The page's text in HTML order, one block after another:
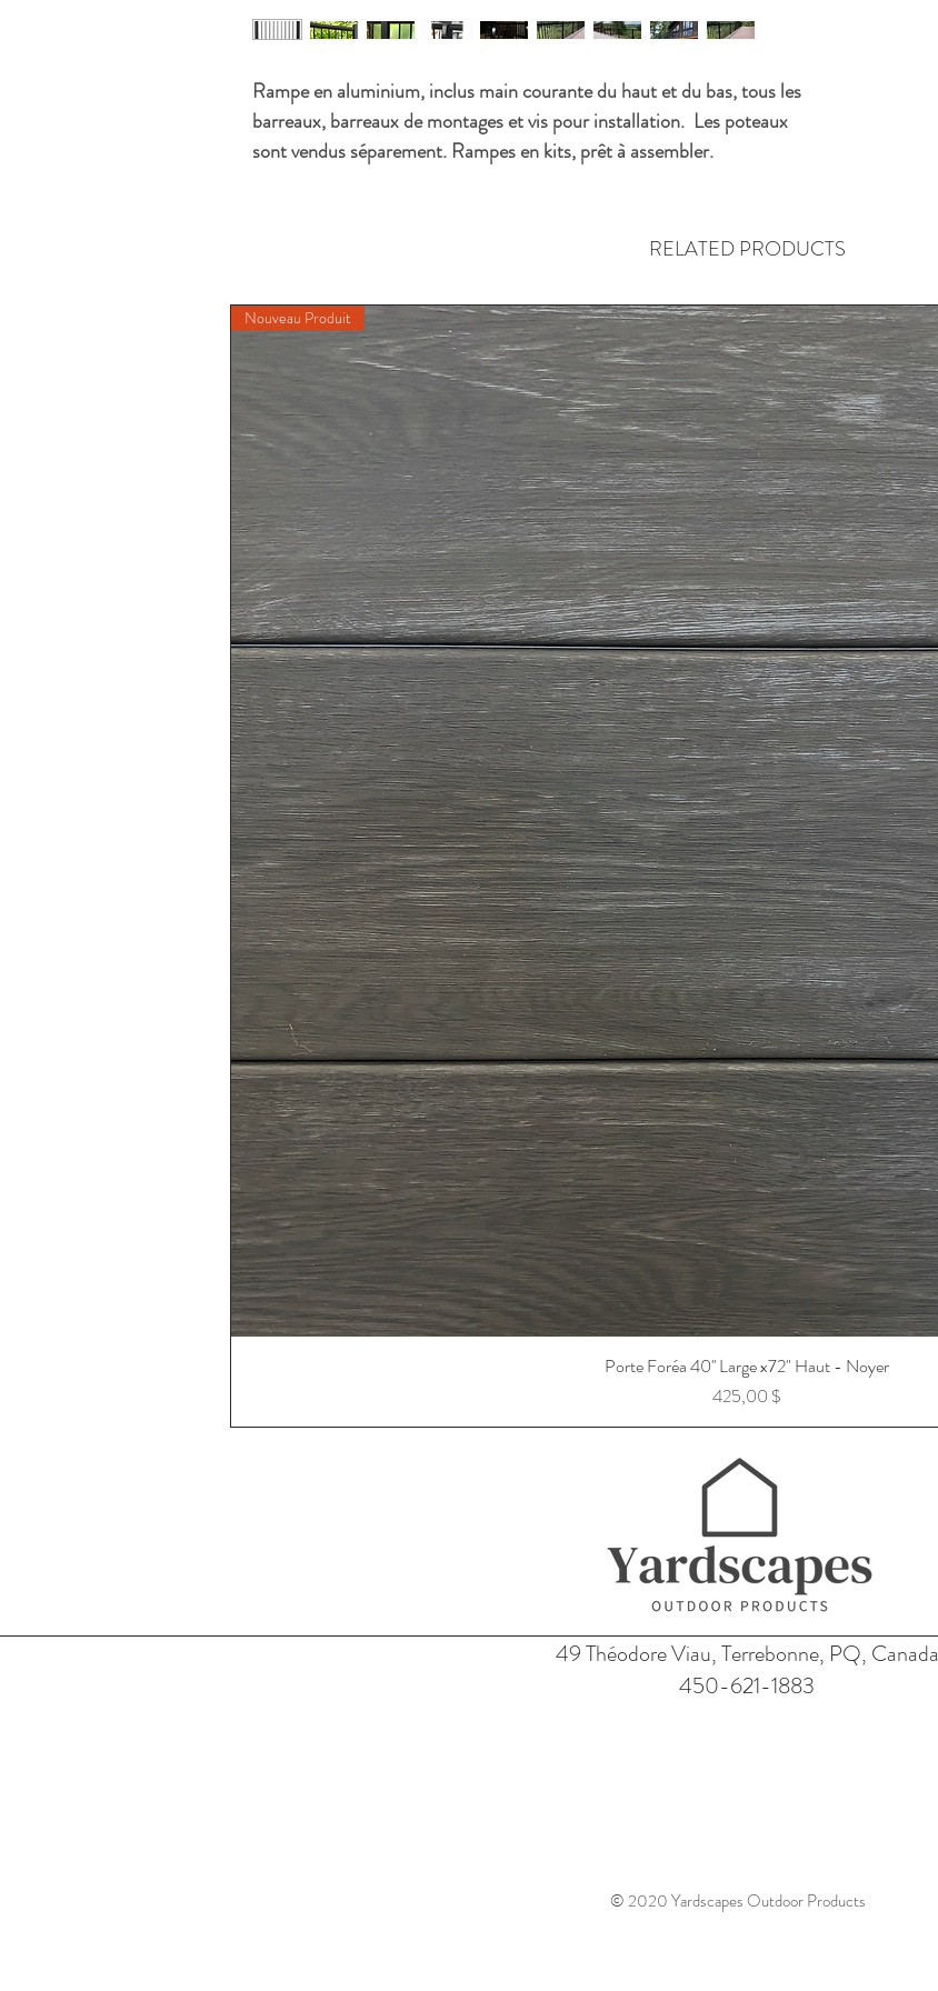
Rampe en aluminium, inclus main courante du haut et du bas, tous les
barreaux, barreaux de montages et vis pour installation. Les poteaux
sont vendus séparement. Rampes en kits, prêt à assembler.
RELATED PRODUCTS
Nouveau Produit
Porte Foréa 40'' Large x72" Haut - Noyer
Prix
425,00 $
49 Théodore Viau, Terrebonne, PQ, Canada
450-621-1883
© 2020 Yardscapes Outdoor Products